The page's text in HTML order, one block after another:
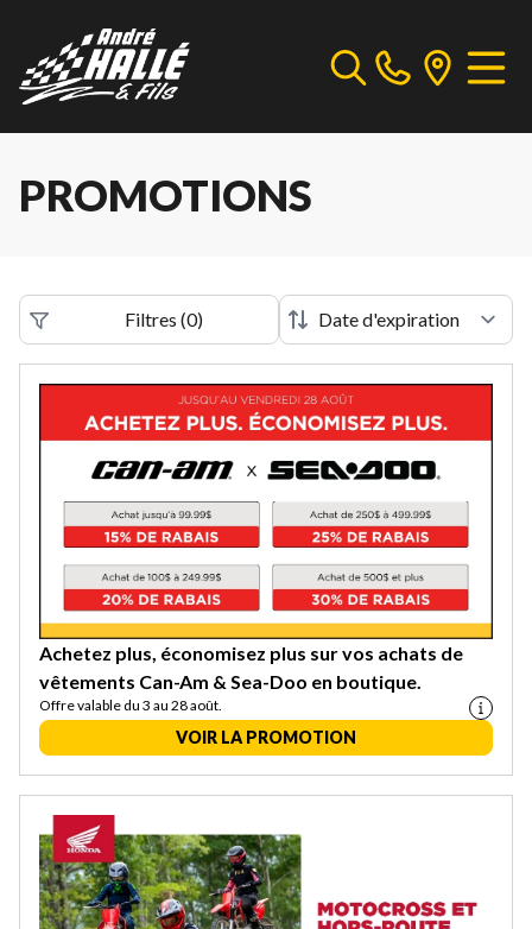
PROMOTIONS
Filtres (0)
Achetez plus, économisez plus sur vos achats de
vêtements Can-Am & Sea-Doo en boutique.
Offre valable du 3 au 28 août.
VOIR LA PROMOTION